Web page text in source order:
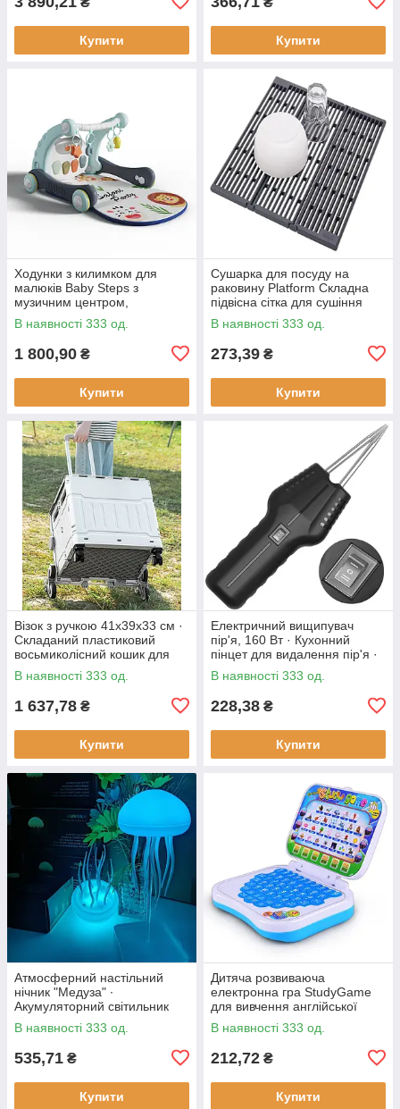
Купити Купити
Ходунки з килимком для
малюків Baby Steps з
музичним центром,
бізабордом, піаніно та
Bluetooth підключенням +
В наявності 333 од.
1 800,90 ₴
Купити
Сушарка для посуду на
раковину Platform Складна
підвісна сітка для сушіння
В наявності 333 од.
273,39 ₴
Купити
Візок з ручкою 41х39х33 см ·
Складаний пластиковий
восьмиколісний кошик для
продуктів
В наявності 333 од.
1 637,78 ₴
Купити
Електричний вищипувач
пір'я, 160 Вт · Кухонний
пінцет для видалення пір'я ·
Інструмент - щипці для
ощипування птиці
В наявності 333 од.
228,38 ₴
Купити
Атмосферний настільний
нічник "Медуза" ∙
Акумуляторний світильник
В наявності 333 од.
535,71 ₴
Купити
Дитяча розвиваюча
електронна гра StudyGame
для вивчення англійської
мови · Інтерактивний
комп'ютер для дитини
В наявності 333 од.
212,72 ₴
Купити